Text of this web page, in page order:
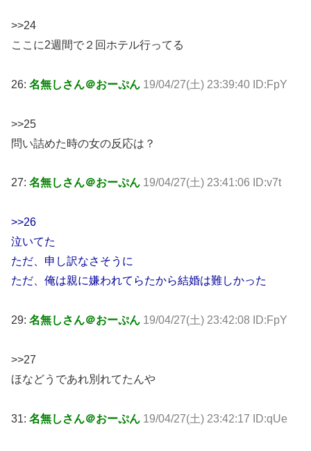
>>24
ここに2週間で２回ホテル行ってる
26: 名無しさん＠おーぷん 19/04/27(土) 23:39:40 ID:FpY
>>25
問い詰めた時の女の反応は？
27: 名無しさん＠おーぷん 19/04/27(土) 23:41:06 ID:v7t
>>26
泣いてた
ただ、申し訳なさそうに
ただ、俺は親に嫌われてらたから結婚は難しかった
29: 名無しさん＠おーぷん 19/04/27(土) 23:42:08 ID:FpY
>>27
ほなどうであれ別れてたんや
31: 名無しさん＠おーぷん 19/04/27(土) 23:42:17 ID:qUe